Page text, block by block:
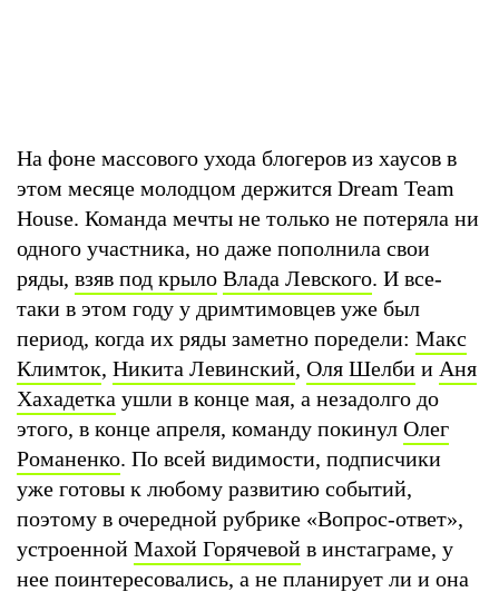
На фоне массового ухода блогеров из хаусов в
этом месяце молодцом держится Dream Team
House. Команда мечты не только не потеряла ни
одного участника, но даже пополнила свои
ряды, взяв под крыло Влада Левского. И все-
таки в этом году у дримтимовцев уже был
период, когда их ряды заметно поредели: Макс
Климток, Никита Левинский, Оля Шелби и Аня
Хахадетка ушли в конце мая, а незадолго до
этого, в конце апреля, команду покинул Олег
Романенко. По всей видимости, подписчики
уже готовы к любому развитию событий,
поэтому в очередной рубрике «Вопрос-ответ»,
устроенной Махой Горячевой в инстаграме, у
нее поинтересовались, а не планирует ли и она